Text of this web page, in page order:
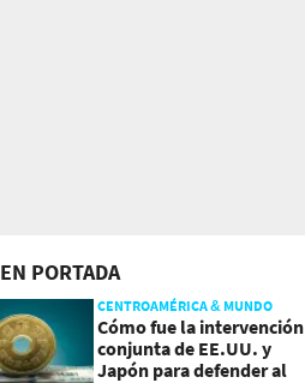
EN PORTADA
CENTROAMÉRICA & MUNDO
Cómo fue la intervención
conjunta de EE.UU. y
Japón para defender al